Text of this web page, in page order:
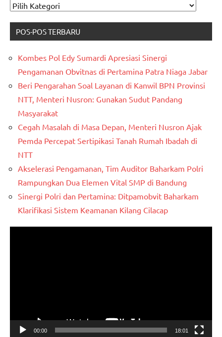
CARI
POS-POS TERBARU
Kombes Pol Edy Sumardi Apresiasi Sinergi
Pengamanan Obvitnas di Pertamina Patra Niaga Jabar
Beri Pengarahan Soal Layanan di Kanwil BPN Provinsi
NTT, Menteri Nusron: Gunakan Sudut Pandang
Masyarakat
Cegah Masalah di Masa Depan, Menteri Nusron Ajak
Pemda Percepat Sertipikasi Tanah Rumah Ibadah di
NTT
Akselerasi Pengamanan, Tim Auditor Baharkam Polri
Rampungkan Dua Elemen Vital SMP di Bandung
Sinergi Polri dan Pertamina: Ditpamobvit Baharkam
Klarifikasi Sistem Keamanan Kilang Cilacap
00:00 18:01